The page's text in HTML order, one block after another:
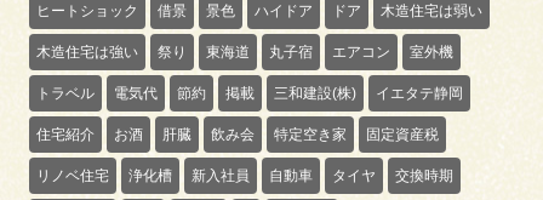
ヒートショック 借景 景色 ハイドア ドア 木造住宅は弱い
木造住宅は強い 祭り 東海道 丸子宿 エアコン 室外機
トラベル 電気代 節約 掲載 三和建設(株) イエタテ静岡
住宅紹介 お酒 肝臓 飲み会 特定空き家 固定資産税
リノベ住宅 浄化槽 新入社員 自動車 タイヤ 交換時期